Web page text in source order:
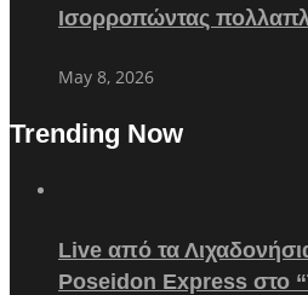
Ισορροπώντας
May 8, 2026
Trending Now
Live από τα
Poseidon Express στο